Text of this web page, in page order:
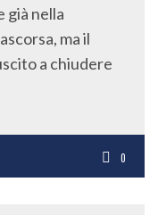
già nella
ma il
a chiudere
0